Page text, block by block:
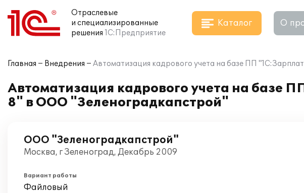
Отраслевые
и специализированные
решения 1С:Предприятие
Каталог О
Главная Внедрения Автоматизация кадрового учета на базе ПП
Автоматизация кадрового учета на базе
8" в ООО "Зеленоградкапстрой"
ООО "Зеленоградкапстрой"
Москва, г Зеленоград, Декабрь 2009
Вариант работы
Файловый